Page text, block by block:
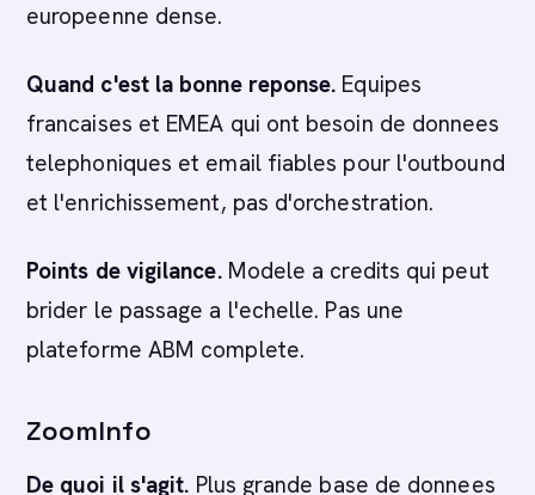
europeenne dense.
Quand c'est la bonne reponse. Equipes
francaises et EMEA qui ont besoin de donnees
telephoniques et email fiables pour l'outbound
et l'enrichissement, pas d'orchestration.
Points de vigilance.Modele a credits qui peut
brider le passage a l'echelle. Pas une
plateforme ABM complete.
ZoomInfo
De quoi il s'agit. Plus grande base de donnees